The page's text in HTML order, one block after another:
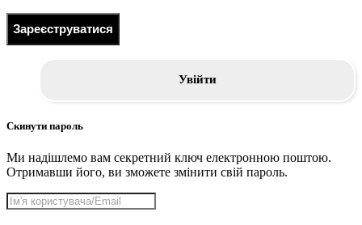
Зареєструватися
Увійти
Скинути пароль
Ми надішлемо вам секретний ключ електронною поштою.
Отримавши його, ви зможете змінити свій пароль.